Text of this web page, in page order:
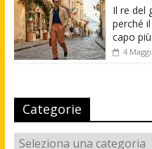
Il re del
perché
capo
4
Categorie
Categorie